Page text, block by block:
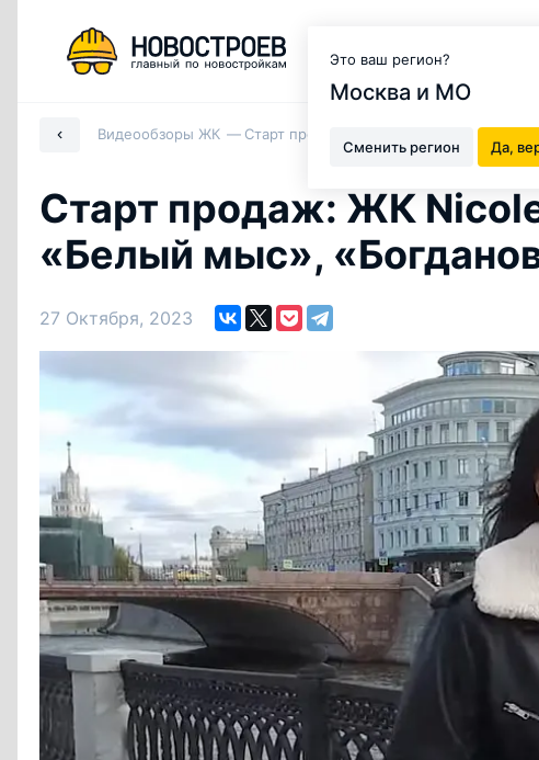
Это ваш регион?
Москва и МО
Сменить регион Да,
Видеообзоры ЖК Старт продаж: ЖК Nicole, дом Duo,
Старт продаж: ЖК
«Белый мыс»,
27 Октября, 2023